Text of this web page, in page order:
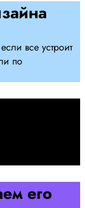
все устроит
по
его